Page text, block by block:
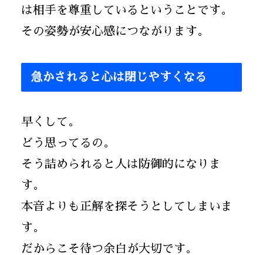
は相手を尊重しているということです。
その姿勢が安心感につながります。
急かされると心は閉じやすくなる
早くして。
どう思ってるの。
そう詰められると人は防御的になりま
す。
本音よりも正解を探そうとしてしまいま
す。
だからこそ待つ余白が大切です。